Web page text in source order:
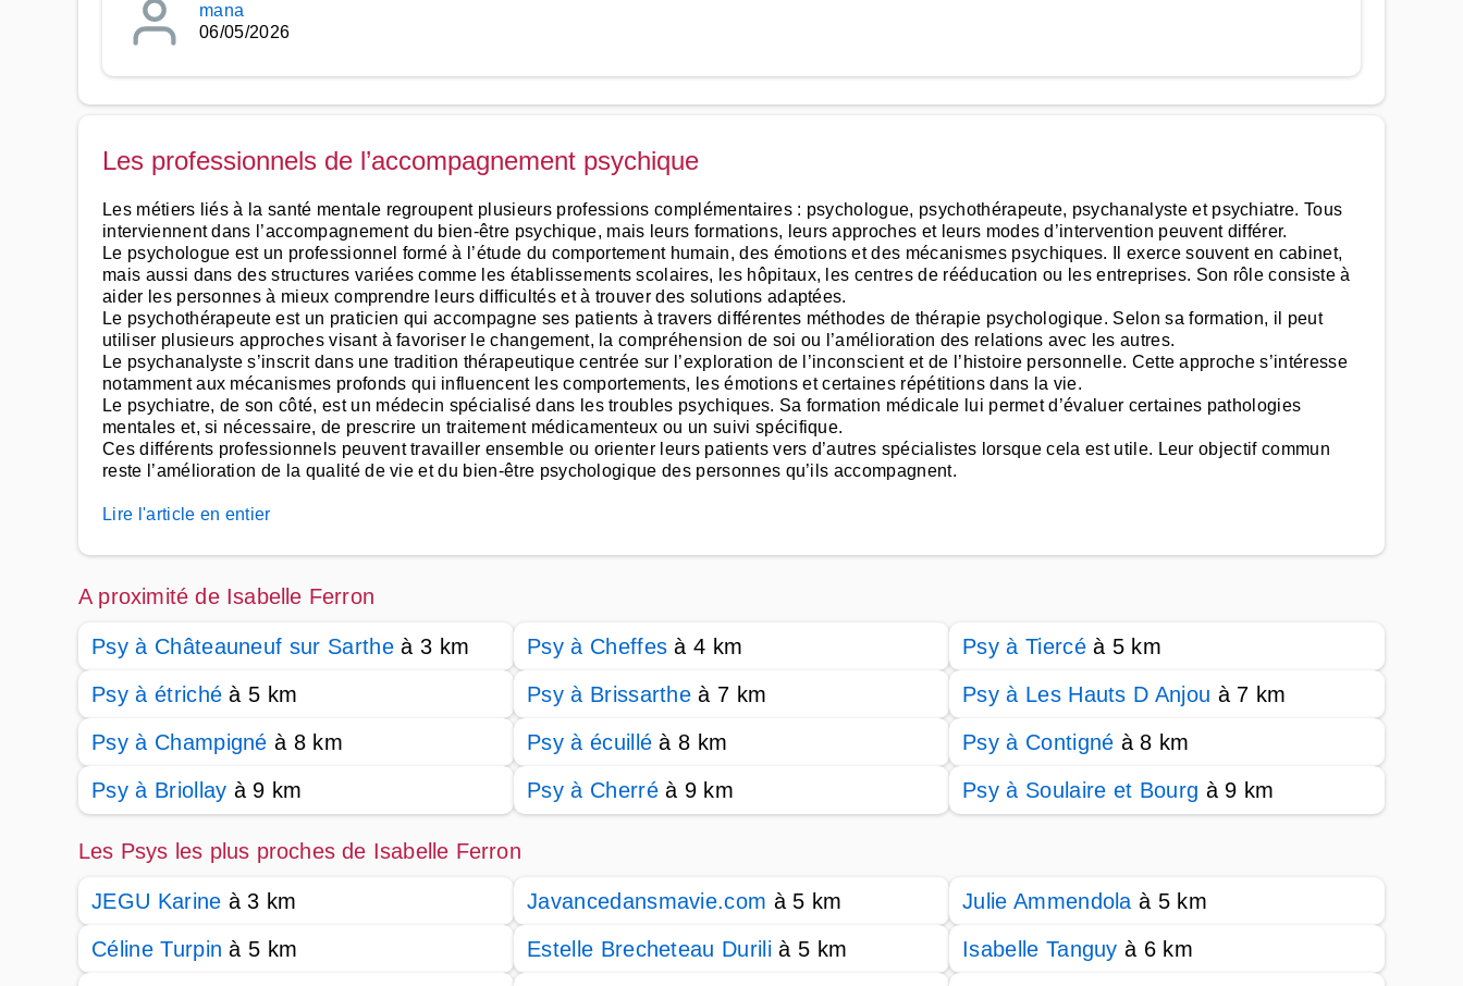
mana
06/05/2026
Les professionnels de l’accompagnement psychique
Les métiers liés à la santé mentale regroupent plusieurs professions complémentaires : psychologue, psychothérapeute, psychanalyste et psychiatre. Tous
interviennent dans l’accompagnement du bien-être psychique, mais leurs formations, leurs approches et leurs modes d’intervention peuvent différer.
Le psychologue est un professionnel formé à l’étude du comportement humain, des émotions et des mécanismes psychiques. Il exerce souvent en cabinet,
mais aussi dans des structures variées comme les établissements scolaires, les hôpitaux, les centres de rééducation ou les entreprises. Son rôle consiste à
aider les personnes à mieux comprendre leurs difficultés et à trouver des solutions adaptées.
Le psychothérapeute est un praticien qui accompagne ses patients à travers différentes méthodes de thérapie psychologique. Selon sa formation, il peut
utiliser plusieurs approches visant à favoriser le changement, la compréhension de soi ou l’amélioration des relations avec les autres.
Le psychanalyste s’inscrit dans une tradition thérapeutique centrée sur l’exploration de l’inconscient et de l’histoire personnelle. Cette approche s’intéresse
notamment aux mécanismes profonds qui influencent les comportements, les émotions et certaines répétitions dans la vie.
Le psychiatre, de son côté, est un médecin spécialisé dans les troubles psychiques. Sa formation médicale lui permet d’évaluer certaines pathologies
mentales et, si nécessaire, de prescrire un traitement médicamenteux ou un suivi spécifique.
Ces différents professionnels peuvent travailler ensemble ou orienter leurs patients vers d’autres spécialistes lorsque cela est utile. Leur objectif commun
reste l’amélioration de la qualité de vie et du bien-être psychologique des personnes qu’ils accompagnent.
Lire l'article en entier
A proximité de Isabelle Ferron
Psy à Châteauneuf sur Sartheà 3 km Psy à Cheffes à 4 km Psy à Tiercéà 5 km
Psy à étriché à 5 km Psy à Brissarthe à 7 km Psy à Les Hauts D Anjou à 7 km
Psy à Champigné à 8 km Psy à écuillé à 8 km Psy à Contigné à 8 km
Psy à Briollay à 9 km Psy à Cherréà 9 km Psy à Soulaire et Bourg à 9 km
Les Psys les plus proches de Isabelle Ferron
JEGU Karine à 3 km Javancedansmavie.com à 5 km Julie Ammendola à 5 km
Céline Turpin à 5 km Estelle Brecheteau Durili à 5 km Isabelle Tanguy à 6 km